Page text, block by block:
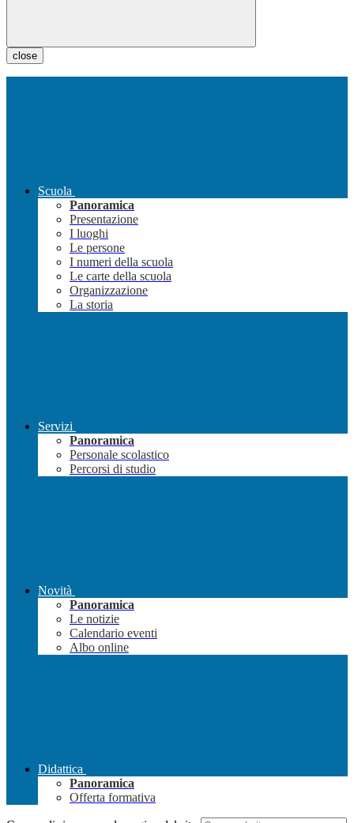
close
Scuola
Panoramica
Presentazione
I luoghi
Le persone
I numeri della scuola
Le carte della scuola
Organizzazione
La storia
Servizi
Panoramica
Personale scolastico
Percorsi di studio
Novità
Panoramica
Le notizie
Calendario eventi
Albo online
Didattica
Panoramica
Offerta formativa